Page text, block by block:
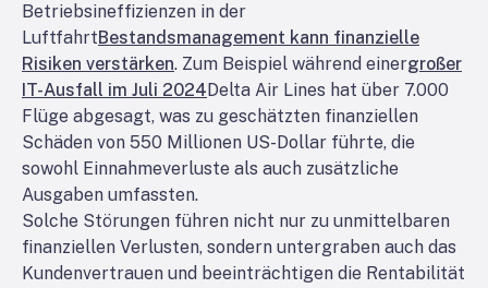
Betriebsineffizienzen in der
LuftfahrtBestandsmanagement kann finanzielle
Risiken verstärken. Zum Beispiel während einergroßer
IT-Ausfall im Juli 2024Delta Air Lines hat über 7.000
Flüge abgesagt, was zu geschätzten finanziellen
Schäden von 550 Millionen US-Dollar führte, die
sowohl Einnahmeverluste als auch zusätzliche
Ausgaben umfassten.
Solche Störungen führen nicht nur zu unmittelbaren
finanziellen Verlusten, sondern untergraben auch das
Kundenvertrauen und beeinträchtigen die Rentabilität